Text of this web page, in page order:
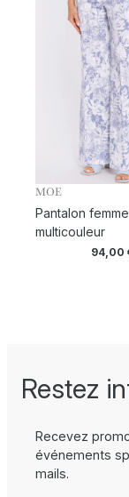
MOE
Pantalon femme
multicouleur
94,00
Restez
Recevez
événements
mails.